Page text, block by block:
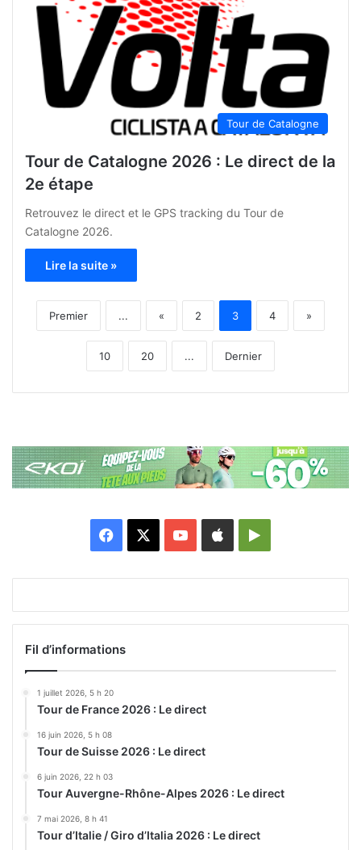
Tour de Catalogne
Tour de Catalogne 2026 : Le direct de la
2e étape
Retrouvez le direct et le GPS tracking du Tour de
Catalogne 2026.
Lire la suite »
Premier ... « 2 3 4 »
10 20 ... Dernier
Facebook YouTubeAppleGoogle
Fil d’informations
1 juillet 2026, 5 h 20
Tour de France 2026 : Le direct
16 juin 2026, 5 h 08
Tour de Suisse 2026 : Le direct
6 juin 2026, 22 h 03
Tour Auvergne-Rhône-Alpes 2026 : Le direct
7 mai 2026, 8 h 41
Tour d’Italie / Giro d’Italia 2026 : Le direct